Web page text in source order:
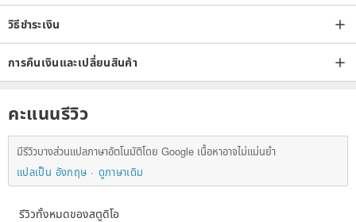
| Special promotions include feedback items, offering exchanges for
any item in the store of equivalent value.
วิธีชำระเงิน
การคืนเงินและเปลี่ยนสินค้า
คะแนนรีวิว
มีรีวิวบางส่วนแปลภาษาอัตโนมัติโดย Google เนื้อหาอาจไม่แม่นยำ
แปลเป็น อังกฤษ
ดูภาษาเดิม
รีวิวทั้งหมดของสตูดิโอ